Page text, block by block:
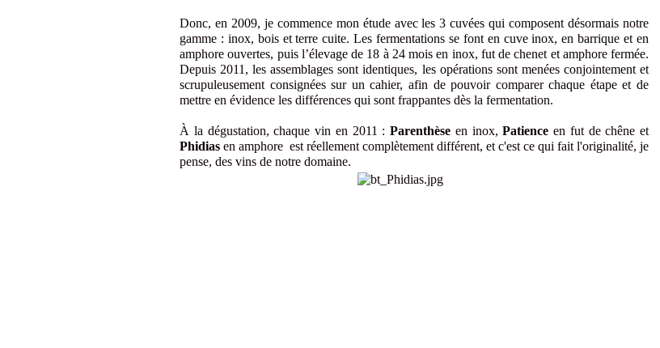
Donc, en 2009, je commence mon étude avec les 3 cuvées qui composent désormais notre
gamme : inox, bois et terre cuite. Les fermentations se font en cuve inox, en barrique et en
amphore ouvertes, puis l’élevage de 18 à 24 mois en inox, fut de chenet et amphore fermée.
Depuis 2011, les assemblages sont identiques, les opérations sont menées conjointement et
scrupuleusement consignées sur un cahier, afin de pouvoir comparer chaque étape et de
mettre en évidence les différences qui sont frappantes dès la fermentation.
À la dégustation, chaque vin en 2011 : Parenthèse en inox,Patience en fut de chêne et
Phidias en amphore est réellement complètement différent, et c'est ce qui fait l'originalité, je
pense, des vins de notre domaine.